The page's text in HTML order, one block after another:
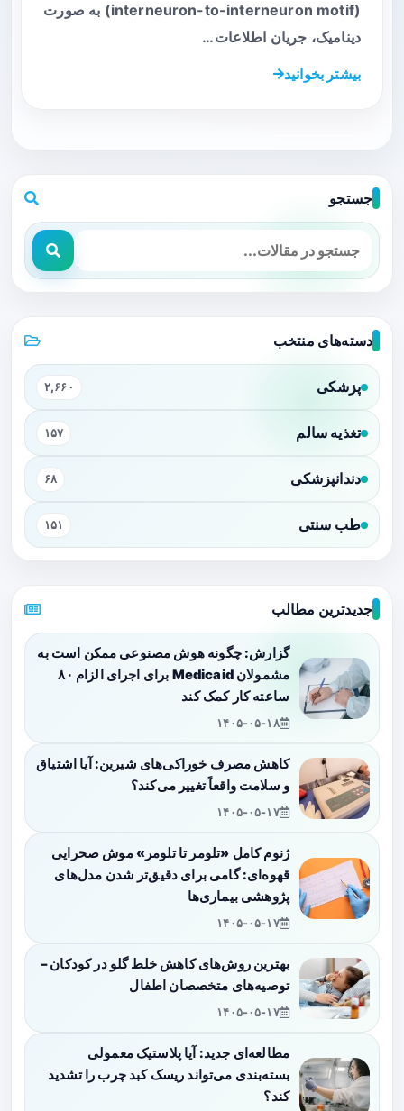
(interneuron-to-interneuron motif) به صورت
دینامیک، جریان اطلاعات…
بیشتر بخوانید
جستجو
دسته‌های منتخب
پزشکی ۲,۶۶۰
تغذیه سالم ۱۵۷
دندانپزشکی ۶۸
طب سنتی ۱۵۱
جدیدترین مطالب
گزارش: چگونه هوش مصنوعی ممکن است به
مشمولان Medicaid برای اجرای الزام ۸۰
ساعته کار کمک کند
۱۴۰۵-۰۵-۱۸
کاهش مصرف خوراکی‌های شیرین: آیا اشتیاق
و سلامت واقعاً تغییر می‌کند؟
۱۴۰۵-۰۵-۱۷
ژنوم کامل «تلومر تا تلومر» موش صحرایی
قهوه‌ای: گامی برای دقیق‌تر شدن مدل‌های
پژوهشی بیماری‌ها
۱۴۰۵-۰۵-۱۷
بهترین روش‌های کاهش خلط گلو در کودکان –
توصیه‌های متخصصان اطفال
۱۴۰۵-۰۵-۱۷
مطالعه‌ای جدید: آیا پلاستیک معمولی
بسته‌بندی می‌تواند ریسک کبد چرب را تشدید
کند؟